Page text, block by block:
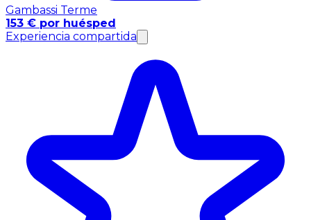
Gambassi Terme
153 € por huésped
Experiencia compartida